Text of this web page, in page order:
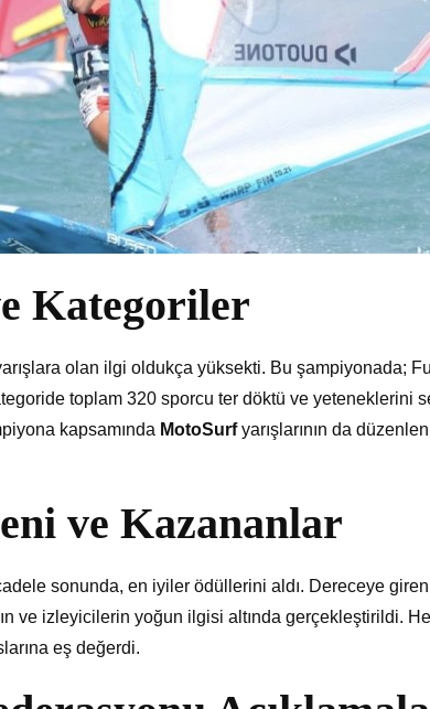
Kategoriler
olan ilgi oldukça yüksekti. Bu şampiyonada;
toplam 320 sporcu ter döktü ve yeteneklerini
kapsamında MotoSurfyarışlarının da
ve Kazananlar
sonunda, en iyiler ödüllerini aldı. Dereceye
ve izleyicilerin yoğun ilgisi altında gerçekleştirildi.
eş değerdi.